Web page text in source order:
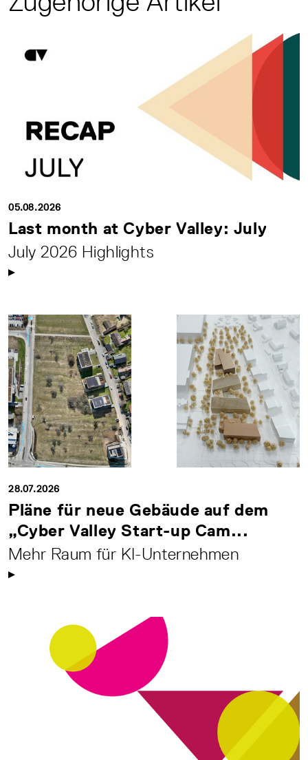
05.08.2026
Last month at Cyber Valley: July
July 2026 Highlights
28.07.2026
Pläne für neue Gebäude auf dem
„Cyber Valley Start-up Cam...
Mehr Raum für KI-Unternehmen